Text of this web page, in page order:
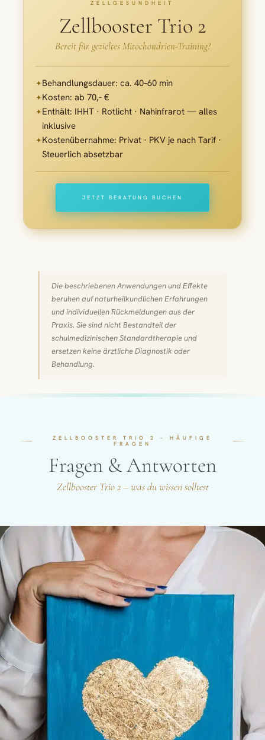
ZELLGESUNDHEIT
Zellbooster Trio 2
Bereit für gezieltes Mitochondrien-Training?
✦Behandlungsdauer: ca. 40–60 min
✦Kosten: ab 70,- €
✦Enthält: IHHT · Rotlicht · Nahinfrarot — alles
inklusive
✦Kostenübernahme: Privat · PKV je nach Tarif ·
Steuerlich absetzbar
JETZT BERATUNG BUCHEN
Die beschriebenen Anwendungen und Effekte
beruhen auf naturheilkundlichen Erfahrungen
und individuellen Rückmeldungen aus der
Praxis. Sie sind nicht Bestandteil der
schulmedizinischen Standardtherapie und
ersetzen keine ärztliche Diagnostik oder
Behandlung.
ZELLBOOSTER TRIO 2 – HÄUFIGE
FRAGEN
Fragen & Antworten
Zellbooster Trio 2 – was du wissen solltest